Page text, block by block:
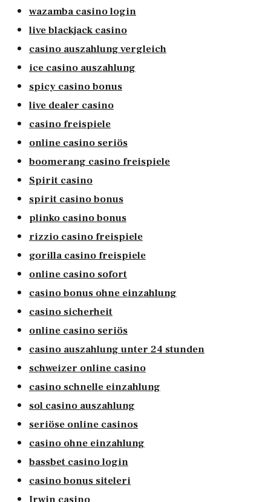
wazamba casino login
live blackjack casino
casino auszahlung vergleich
ice casino auszahlung
spicy casino bonus
live dealer casino
casino freispiele
online casino seriös
boomerang casino freispiele
Spirit casino
spirit casino bonus
plinko casino bonus
rizzio casino freispiele
gorilla casino freispiele
online casino sofort
casino bonus ohne einzahlung
casino sicherheit
online casino seriös
casino auszahlung unter 24 stunden
schweizer online casino
casino schnelle einzahlung
sol casino auszahlung
seriöse online casinos
casino ohne einzahlung
bassbet casino login
casino bonus siteleri
Irwin casino